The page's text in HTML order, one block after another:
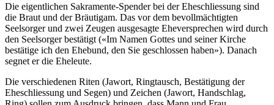
Die eigentlichen Sakramente-Spender bei der Eheschliessung sind
die Braut und der Bräutigam. Das vor dem bevollmächtigten
Seelsorger und zwei Zeugen ausgesagte Eheversprechen wird durch
den Seelsorger bestätigt («Im Namen Gottes und seiner Kirche
bestätige ich den Ehebund, den Sie geschlossen haben»). Danach
segnet er die Eheleute.
Die verschiedenen Riten (Jawort, Ringtausch, Bestätigung der
Eheschliessung und Segen) und Zeichen (Jawort, Handschlag,